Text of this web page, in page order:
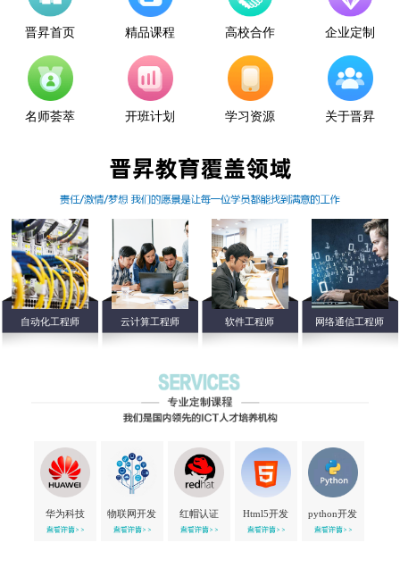
晋昇首页 精品课程 高校合作 企业定制
名师荟萃 开班计划 学习资源 关于晋昇
自动化工程师 云计算工程师 软件工程师 网络通信工程师
华为科技 物联网开发 红帽认证 Html5开发 python开发